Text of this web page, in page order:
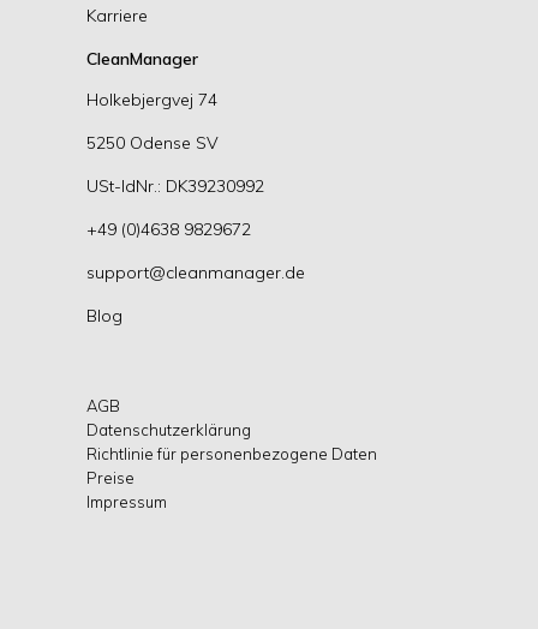
Karriere
CleanManager
Holkebjergvej 74
5250 Odense SV
USt-IdNr.: DK39230992
+49 (0)4638 9829672
support@cleanmanager.de
Blog
AGB
Datenschutzerklärung
Richtlinie für personenbezogene Daten
Preise
Impressum